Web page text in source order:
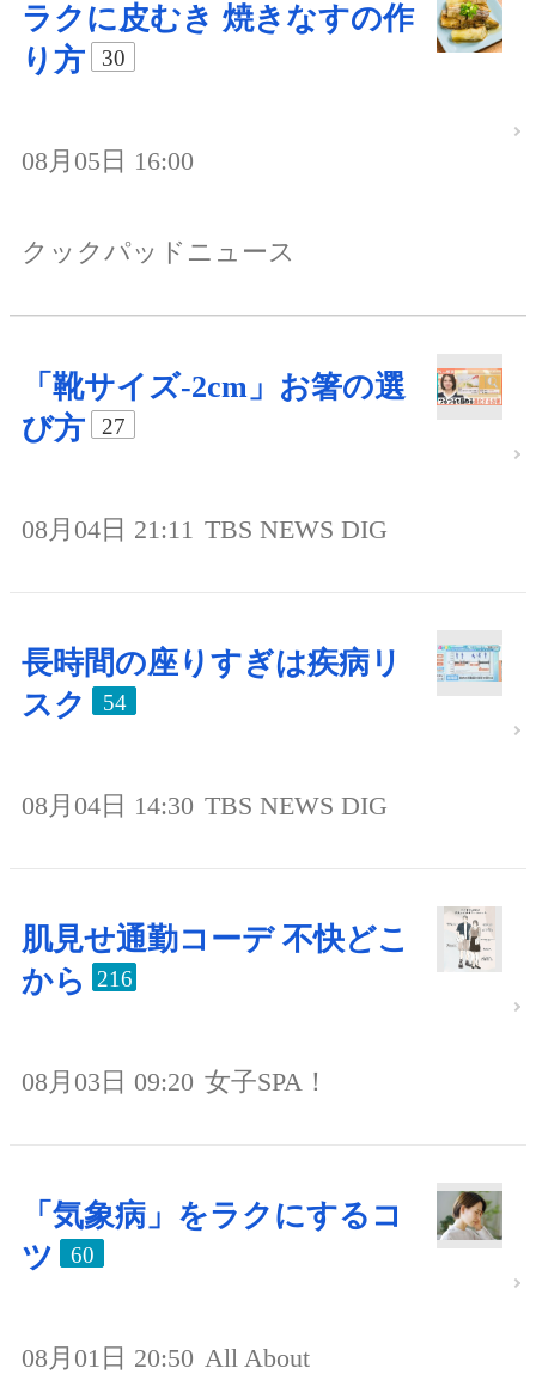
ラクに皮むき 焼きなすの作
り方
30
08月05日 16:00
クックパッドニュース
「靴サイズ-2cm」お箸の選
び方
27
08月04日 21:11 TBS NEWS DIG
長時間の座りすぎは疾病リ
スク
54
08月04日 14:30 TBS NEWS DIG
肌見せ通勤コーデ 不快どこ
から
216
08月03日 09:20 女子SPA！
「気象病」をラクにするコ
ツ
60
08月01日 20:50 All About